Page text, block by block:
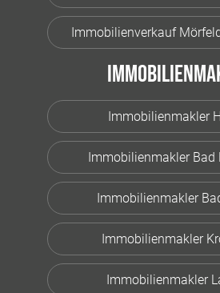
Immobilienverkauf
Immobilienmakler
Immobilienmakler Bad
Immobilienmakler
Immobilienmakler
Immobilienmakler